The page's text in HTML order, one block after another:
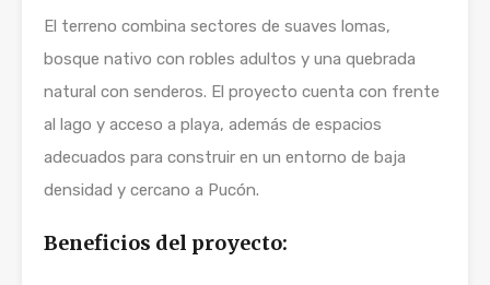
El terreno combina sectores de suaves lomas,
bosque nativo con robles adultos y una quebrada
natural con senderos. El proyecto cuenta con frente
al lago y acceso a playa, además de espacios
adecuados para construir en un entorno de baja
densidad y cercano a Pucón.
Beneficios del proyecto: